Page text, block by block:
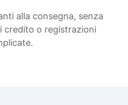
alla consegna, senza
credito o registrazioni